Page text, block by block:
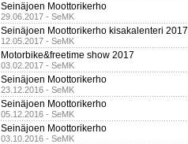
Seinäjoen Moottorikerho
29.06.2017 - SeMK
Seinäjoen Moottorikerho kisakalenteri 2017
12.05.2017 - SeMK
Motorbike&freetime show 2017
03.02.2017 - SeMK
Seinäjoen Moottorikerho
23.12.2016 - SeMK
Seinäjoen Moottorikerho
05.12.2016 - SeMK
Seinäjoen Moottorikerho
03.10.2016 - SeMK